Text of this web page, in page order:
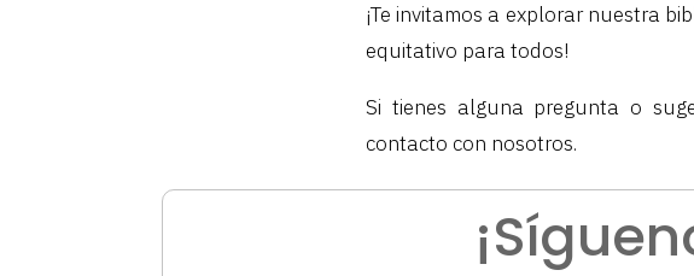
¡Te invitamos a explorar nuestra
equitativo para todos!
Si tienes alguna pregunta o
contacto con nosotros.